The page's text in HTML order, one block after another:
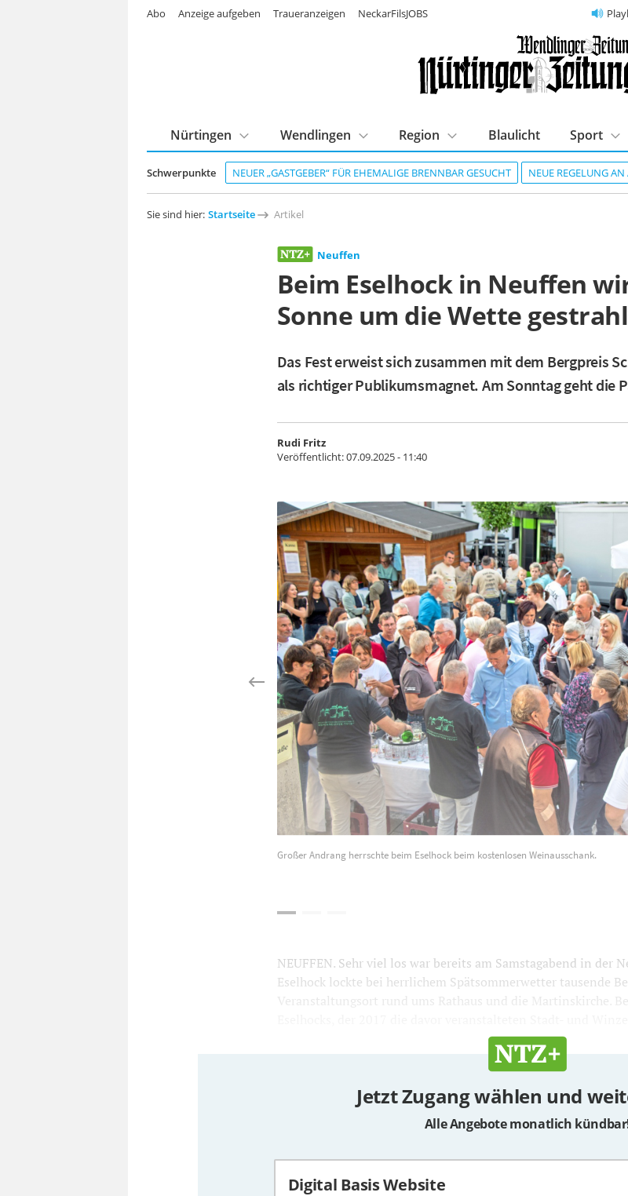
Schwerpunkte NEUER „GASTGEBER“ FÜR EHEMALIGE BRENNBAR GESUCHT NEUE REGELUNG
Nürtingen Wendlingen Region Blaulicht Sport
Abo Anzeige aufgeben Traueranzeigen NeckarFilsJOBS
Sie sind hier: Startseite Artikel
Neuffen
Beim Eselhock in Neuffen
Sonne um die Wette
Das Fest erweist sich zusammen mit dem Bergpreis
als richtiger Publikumsmagnet. Am Sonntag geht die
Rudi Fritz
Veröffentlicht:07.09.2025 - 11:40
Großer Andrang herrschte beim Eselhock beim kostenlosen Weinausschank.
NEUFFEN. Sehr viel los war bereits am Samstagabend in der
Eselhock lockte bei herrlichem Spätsommerwetter tausende
Veranstaltungsort rund ums Rathaus und die Martinskirche.
Jetzt Zugang wählen und
Alle Angebote monatlich
Digital Basis Website